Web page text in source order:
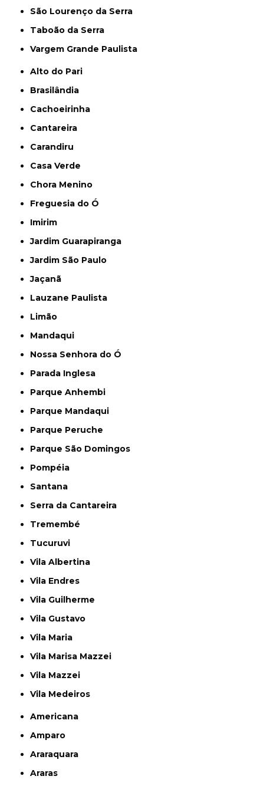
São Lourenço da Serra
Taboão da Serra
Vargem Grande Paulista
Alto do Pari
Brasilândia
Cachoeirinha
Cantareira
Carandiru
Casa Verde
Chora Menino
Freguesia do Ó
Imirim
Jardim Guarapiranga
Jardim São Paulo
Jaçanã
Lauzane Paulista
Limão
Mandaqui
Nossa Senhora do Ó
Parada Inglesa
Parque Anhembi
Parque Mandaqui
Parque Peruche
Parque São Domingos
Pompéia
Santana
Serra da Cantareira
Tremembé
Tucuruvi
Vila Albertina
Vila Endres
Vila Guilherme
Vila Gustavo
Vila Maria
Vila Marisa Mazzei
Vila Mazzei
Vila Medeiros
Americana
Amparo
Araraquara
Araras